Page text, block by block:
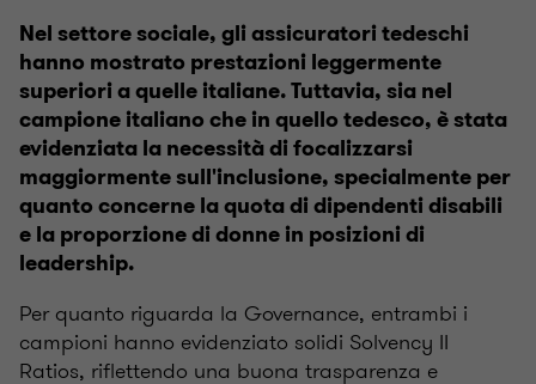
Nel settore sociale, gli assicuratori tedeschi
hanno mostrato prestazioni leggermente
superiori a quelle italiane. Tuttavia, sia nel
campione italiano che in quello tedesco, è stata
evidenziata la necessità di focalizzarsi
maggiormente sull'inclusione, specialmente per
quanto concerne la quota di dipendenti disabili
e la proporzione di donne in posizioni di
leadership.
Per quanto riguarda la Governance, entrambi i
campioni hanno evidenziato solidi Solvency II
Ratios, riflettendo una buona trasparenza e